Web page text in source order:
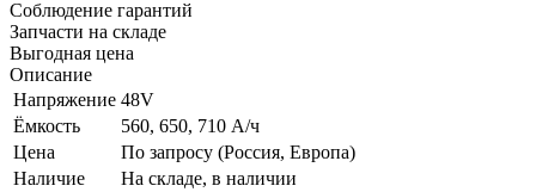
Соблюдение гарантий
Запчасти на складе
Выгодная цена
Описание
Напряжение 48V
Ёмкость
560, 650, 710 А/ч
Цена
По запросу (Россия, Европа)
Наличие
На складе, в наличии